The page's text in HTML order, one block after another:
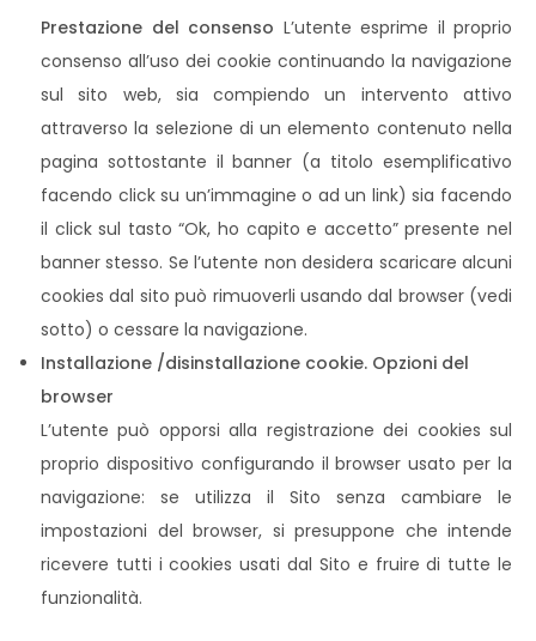
Prestazione del consenso L’utente esprime il proprio
consenso all’uso dei cookie continuando la navigazione
sul sito web, sia compiendo un intervento attivo
attraverso la selezione di un elemento contenuto nella
pagina sottostante il banner (a titolo esemplificativo
facendo click su un’immagine o ad un link) sia facendo
il click sul tasto “Ok, ho capito e accetto” presente nel
banner stesso. Se l’utente non desidera scaricare alcuni
cookies dal sito può rimuoverli usando dal browser (vedi
sotto) o cessare la navigazione.
Installazione /disinstallazione cookie. Opzioni del
browser
L’utente può opporsi alla registrazione dei cookies sul
proprio dispositivo configurando il browser usato per la
navigazione: se utilizza il Sito senza cambiare le
impostazioni del browser, si presuppone che intende
ricevere tutti i cookies usati dal Sito e fruire di tutte le
funzionalità.